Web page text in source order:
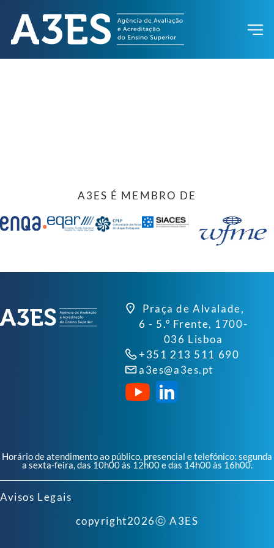
A3ES É MEMBRO DE
Praça de Alvalade,
6 - 5.º Frente, 1700-
036 Lisboa
+351 213 511 690
a3es@a3es.pt
Horário de atendimento ao público, presencial e telefónico: segunda
a sexta-feira, das 10h00 às 12h00 e das 14h00 às 16h00.
Avisos Legais
copyright2026ⓒ A3ES